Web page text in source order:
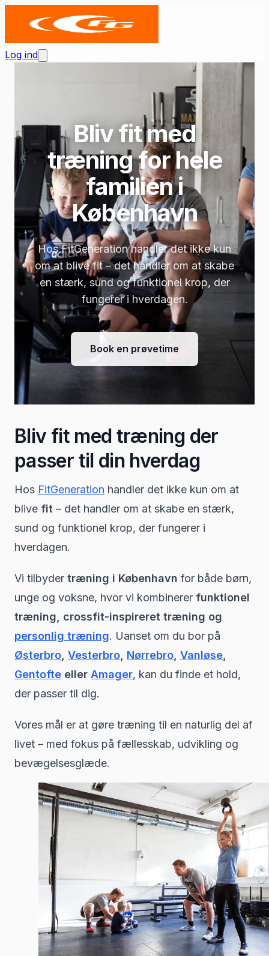
Log ind
Bliv fit med
træning for hele
familien i
København
Hos FitGeneration handler det ikke kun
om at blive fit – det handler om at skabe
en stærk, sund og funktionel krop, der
fungerer i hverdagen.
Book en prøvetime
Bliv fit med træning der
passer til din hverdag
Hos FitGeneration handler det ikke kun om at
blive fit – det handler om at skabe en stærk,
sund og funktionel krop, der fungerer i
hverdagen.
Vi tilbyder træning i København for både børn,
unge og voksne, hvor vi kombinerer funktionel
træning, crossfit-inspireret træning og
personlig træning. Uanset om du bor på
Østerbro Vesterbro Nørrebro Vanløse
Gentofte eller Amager, kan du finde et hold,
der passer til dig.
Vores mål er at gøre træning til en naturlig del af
livet – med fokus på fællesskab, udvikling og
bevægelsesglæde.